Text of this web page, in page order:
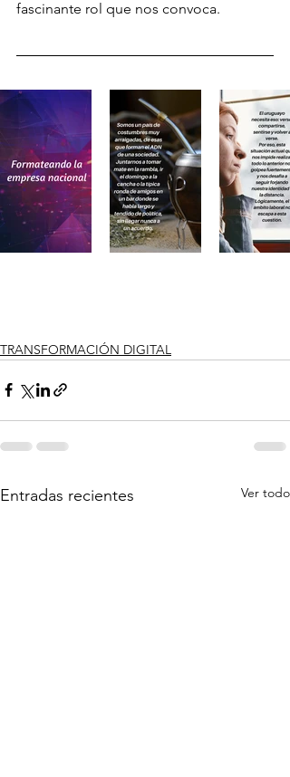
fascinante rol que nos convoca.
TRANSFORMACIÓN DIGITAL
Entradas recientes Ver todo